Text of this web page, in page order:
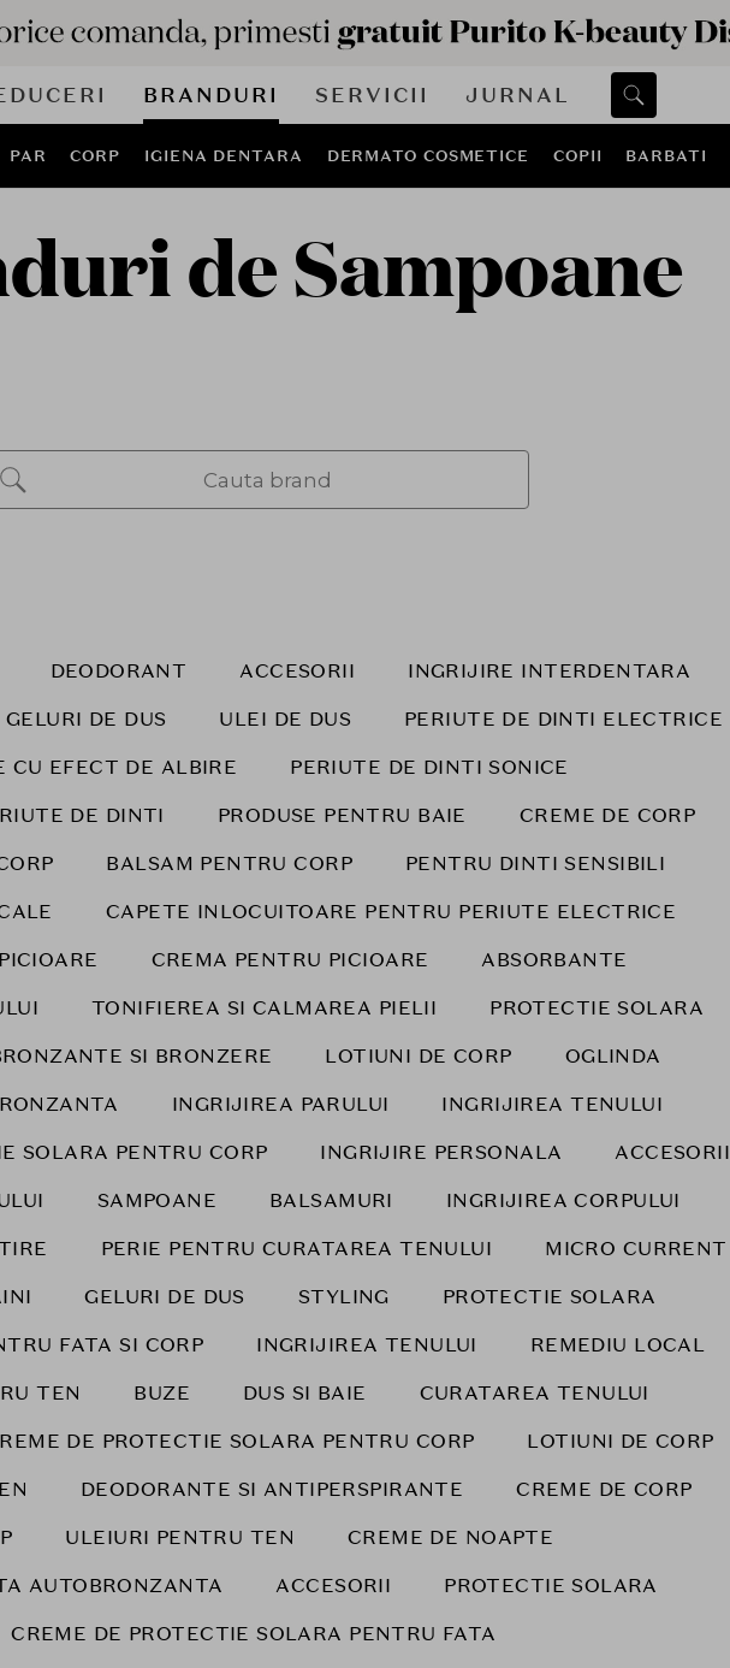
BRANDURI SERVICII JURNAL
PAR CORP IGIENA DENTARA DERMATO COSMETICE COPII BARBATI
de Sampoane
DEODORANT ACCESORII
INGRIJIRE INTERDENTARA
GELURI DE DUS ULEI DE DUS
PERIUTE DE DINTI ELECTRICE
CU EFECT DE ALBIRE
PERIUTE DE DINTI SONICE
DE DINTI
PRODUSE PENTRU BAIE
CREME DE CORP
BALSAM PENTRU CORP
PENTRU DINTI SENSIBILI
CAPETE INLOCUITOARE PENTRU PERIUTE ELECTRICE
CREMA PENTRU PICIOARE
ABSORBANTE
TONIFIEREA SI CALMAREA PIELII
PROTECTIE SOLARA
SI BRONZERE
LOTIUNI DE CORP
OGLINDA
INGRIJIREA PARULUI
INGRIJIREA TENULUI
SOLARA PENTRU CORP
INGRIJIRE PERSONALA
ACCESORII
SAMPOANE BALSAMURI
INGRIJIREA CORPULUI
PERIE PENTRU CURATAREA TENULUI
MICRO CURRENT
GELURI DE DUS STYLING
PROTECTIE SOLARA
FATA SI CORP
INGRIJIREA TENULUI
REMEDIU LOCAL
TEN
BUZE DUS SI BAIE
CURATAREA TENULUI
DE PROTECTIE SOLARA PENTRU CORP
LOTIUNI DE CORP
DEODORANTE SI ANTIPERSPIRANTE
CREME DE CORP
ULEIURI PENTRU TEN
CREME DE NOAPTE
AUTOBRONZANTA
ACCESORII
PROTECTIE SOLARA
CREME DE PROTECTIE SOLARA PENTRU FATA